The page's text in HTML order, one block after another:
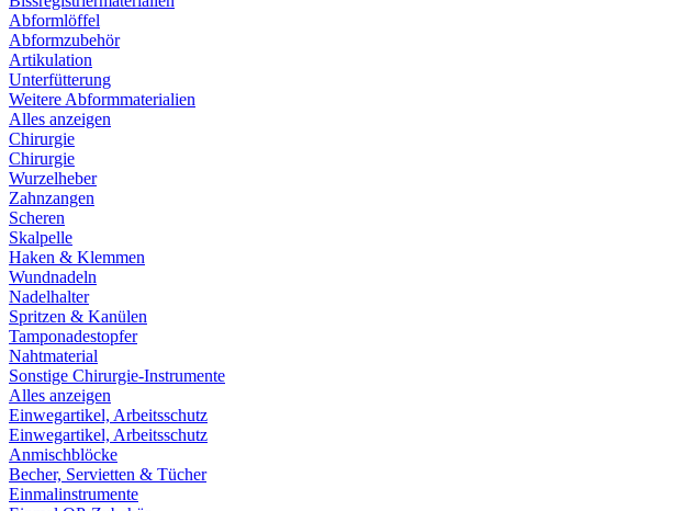
Abformlöffel
Abformzubehör
Artikulation
Unterfütterung
Weitere Abformmaterialien
Alles anzeigen
Chirurgie
Chirurgie
Wurzelheber
Zahnzangen
Scheren
Skalpelle
Haken & Klemmen
Wundnadeln
Nadelhalter
Spritzen & Kanülen
Tamponadestopfer
Nahtmaterial
Sonstige Chirurgie-Instrumente
Alles anzeigen
Einwegartikel, Arbeitsschutz
Einwegartikel, Arbeitsschutz
Anmischblöcke
Becher, Servietten & Tücher
Einmalinstrumente